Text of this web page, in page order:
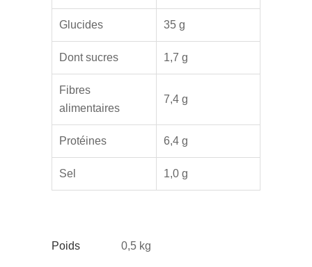
Glucides 35 g
Dont sucres 1,7 g
Fibres
alimentaires
7,4 g
Protéines 6,4 g
Sel 1,0 g
Poids 0,5 kg